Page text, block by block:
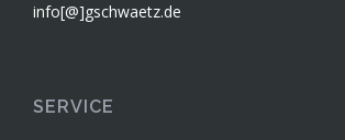
info[@]gschwaetz.de
SERVICE